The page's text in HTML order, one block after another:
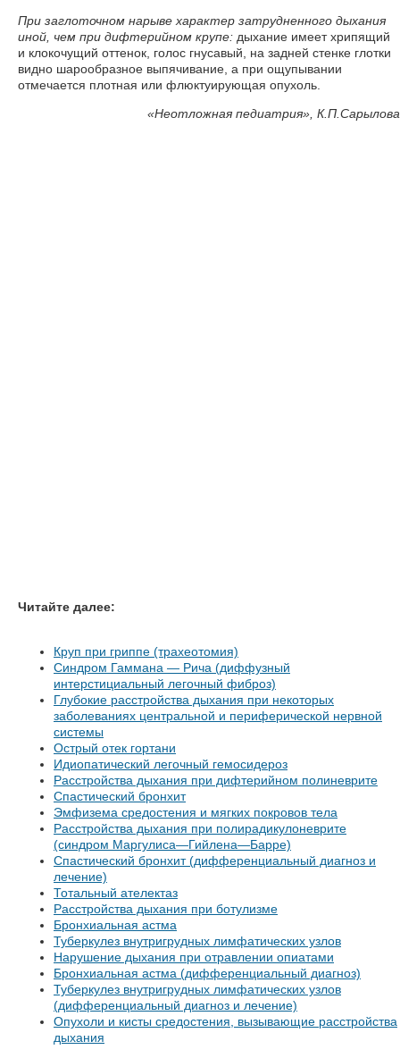
При заглоточном нарыве характер затрудненного дыхания
иной, чем при дифтерийном крупе: дыхание имеет хрипящий
и клокочущий оттенок, голос гнусавый, на задней стенке глотки
видно шарообразное выпячивание, а при ощупывании
отмечается плотная или флюктуирующая опухоль.
«Неотложная педиатрия», К.П.Сарылова
Читайте далее:
Круп при гриппе (трахеотомия)
Синдром Гаммана — Рича (диффузный
интерстициальный легочный фиброз)
Глубокие расстройства дыхания при некоторых
заболеваниях центральной и периферической нервной
системы
Острый отек гортани
Идиопатический легочный гемосидероз
Расстройства дыхания при дифтерийном полиневрите
Спастический бронхит
Эмфизема средостения и мягких покровов тела
Расстройства дыхания при полирадикулоневрите
(синдром Маргулиса—Гийлена—Барре)
Спастический бронхит (дифференциальный диагноз и
лечение)
Тотальный ателектаз
Расстройства дыхания при ботулизме
Бронхиальная астма
Туберкулез внутригрудных лимфатических узлов
Нарушение дыхания при отравлении опиатами
Бронхиальная астма (дифференциальный диагноз)
Туберкулез внутригрудных лимфатических узлов
(дифференциальный диагноз и лечение)
Опухоли и кисты средостения, вызывающие расстройства
дыхания